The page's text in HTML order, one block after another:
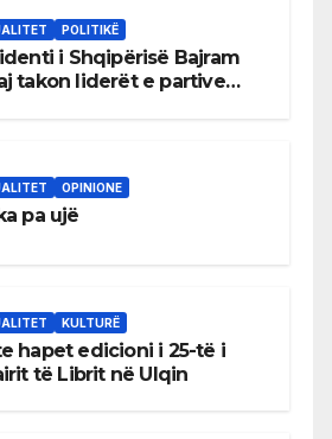
POLITIKË
i Shqipërisë Bajram
takon liderët e partive
OPINIONE
pa ujë
KULTURË
hapet edicioni i 25-të i
të Librit në Ulqin